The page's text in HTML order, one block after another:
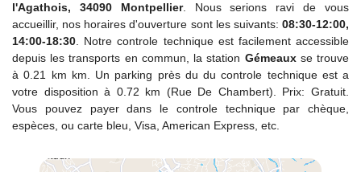
l'Agathois, 34090 Montpellier. Nous serions ravi de vous
accueillir, nos horaires d'ouverture sont les suivants: 08:30-12:00,
14:00-18:30 . Notre controle technique est facilement accessible
depuis les transports en commun, la station Gémeauxse trouve
à 0.21 km km. Un parking près du du controle technique est a
votre disposition à 0.72 km (Rue De Chambert). Prix: Gratuit.
Vous pouvez payer dans le controle technique par chèque,
espèces, ou carte bleu, Visa, American Express, etc.